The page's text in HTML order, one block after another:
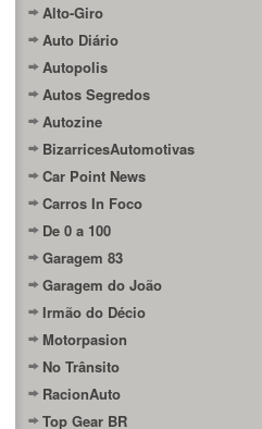
Alto-Giro
Auto Diário
Autopolis
Autos Segredos
Autozine
BizarricesAutomotivas
Car Point News
Carros In Foco
De 0 a 100
Garagem 83
Garagem do João
Irmão do Décio
Motorpasion
No Trânsito
RacionAuto
Top Gear BR